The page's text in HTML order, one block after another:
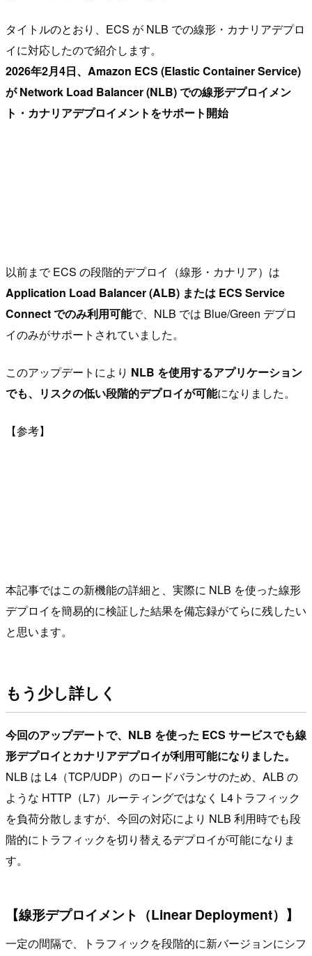
タイトルのとおり、ECS が NLB での線形・カナリアデプロ
イに対応したので紹介します。
2026年2月4日、Amazon ECS (Elastic Container Service)
が Network Load Balancer (NLB) での線形デプロイメン
ト・カナリアデプロイメントをサポート開始
以前まで ECS の段階的デプロイ（線形・カナリア）は
Application Load Balancer (ALB) または ECS Service
Connect でのみ利用可能で、NLB では Blue/Green デプロ
イのみがサポートされていました。
このアップデートにより NLB を使用するアプリケーション
でも、リスクの低い段階的デプロイが可能になりました。
【参考】
本記事ではこの新機能の詳細と、実際に NLB を使った線形
デプロイを簡易的に検証した結果を備忘録がてらに残したい
と思います。
もう少し詳しく
今回のアップデートで、NLB を使った ECS サービスでも線
形デプロイとカナリアデプロイが利用可能になりました。
NLB は L4（TCP/UDP）のロードバランサのため、ALB の
ような HTTP（L7）ルーティングではなく L4トラフィック
を負荷分散しますが、今回の対応により NLB 利用時でも段
階的にトラフィックを切り替えるデプロイが可能になりま
す。
【線形デプロイメント（Linear Deployment）】
一定の間隔で、トラフィックを段階的に新バージョンにシフ